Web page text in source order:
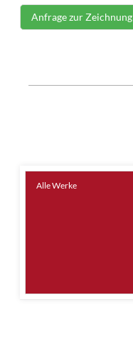
Anfrage zur Zeichnung
Alle Werke